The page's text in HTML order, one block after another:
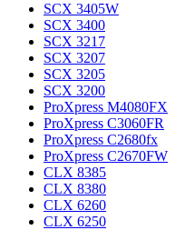
SCX 3405W
SCX 3400
SCX 3217
SCX 3207
SCX 3205
SCX 3200
ProXpress M4080FX
ProXpress C3060FR
ProXpress C2680fx
ProXpress C2670FW
CLX 8385
CLX 8380
CLX 6260
CLX 6250